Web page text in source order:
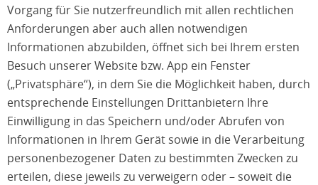
Vorgang für Sie nutzerfreundlich mit allen rechtlichen
Anforderungen aber auch allen notwendigen
Informationen abzubilden, öffnet sich bei Ihrem ersten
Besuch unserer Website bzw. App ein Fenster
(„Privatsphäre“), in dem Sie die Möglichkeit haben, durch
entsprechende Einstellungen Drittanbietern Ihre
Einwilligung in das Speichern und/oder Abrufen von
Informationen in Ihrem Gerät sowie in die Verarbeitung
personenbezogener Daten zu bestimmten Zwecken zu
erteilen, diese jeweils zu verweigern oder – soweit die